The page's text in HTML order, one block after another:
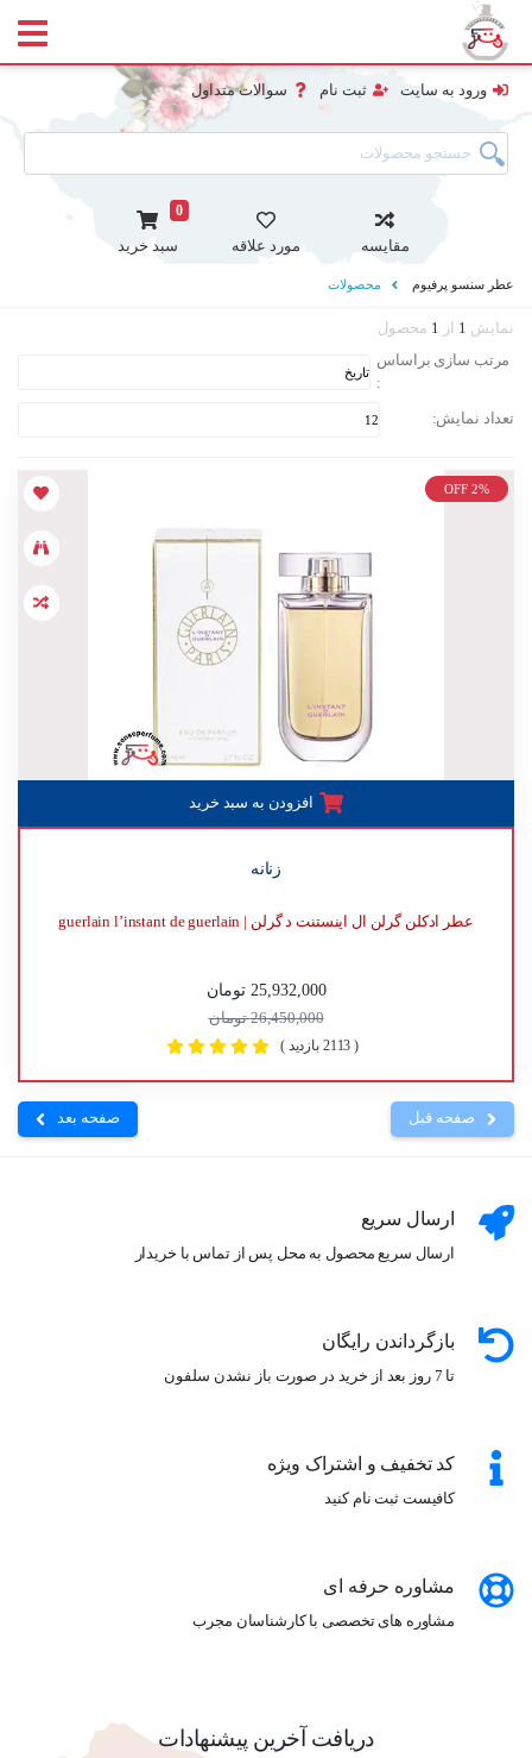
ورود به سایت ثبت نام سوالات متداول
مقایسه مورد علاقه
0
سبد خرید
عطر سنسو پرفیوم محصولات
نمایش 1 از 1 محصول
مرتب سازی براساس
:
تعداد نمایش:
OFF 2%
افزودن به سبد خرید
زنانه
عطر ادکلن گرلن ال اینستنت د گرلن | guerlain l’instant de guerlain
25,932,000 تومان
26,450,000 تومان
( 2113 بازدید )
صفحه قبل صفحه بعد
ارسال سریع
ارسال سریع محصول به محل پس از تماس با خریدار
بازگرداندن رایگان
تا 7 روز بعد از خرید در صورت باز نشدن سلفون
کد تخفیف و اشتراک ویژه
کافیست ثبت نام کنید
مشاوره حرفه ای
مشاوره های تخصصی با کارشناسان مجرب
دریافت آخرین پیشنهادات